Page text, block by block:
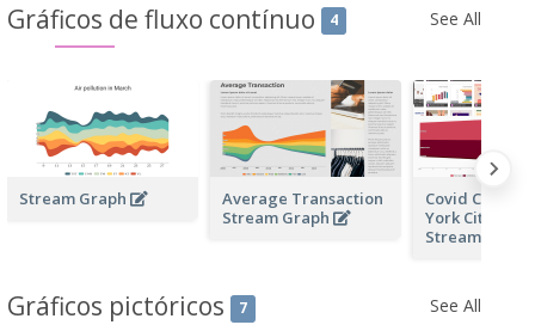
Gráficos de fluxo contínuo 4 See All
Stream Graph
Average Transaction
Stream Graph
Covid Cases
York City in
Stream Graph
Gráficos pictóricos 7 See All